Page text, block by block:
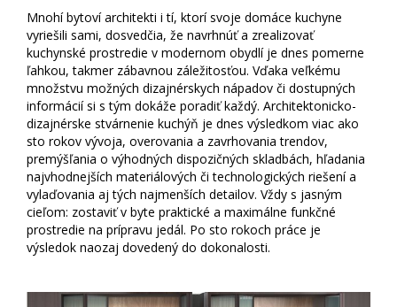
Mnohí bytoví architekti i tí, ktorí svoje domáce kuchyne
vyriešili sami, dosvedčia, že navrhnúť a zrealizovať
kuchynské prostredie v modernom obydlí je dnes pomerne
ľahkou, takmer zábavnou záležitosťou. Vďaka veľkému
množstvu možných dizajnérskych nápadov či dostupných
informácií si s tým dokáže poradiť každý. Architektonicko-
dizajnérske stvárnenie kuchýň je dnes výsledkom viac ako
sto rokov vývoja, overovania a zavrhovania trendov,
premýšľania o výhodných dispozičných skladbách, hľadania
najvhodnejších materiálových či technologických riešení a
vylaďovania aj tých najmenších detailov. Vždy s jasným
cieľom: zostaviť v byte praktické a maximálne funkčné
prostredie na prípravu jedál. Po sto rokoch práce je
výsledok naozaj dovedený do dokonalosti.